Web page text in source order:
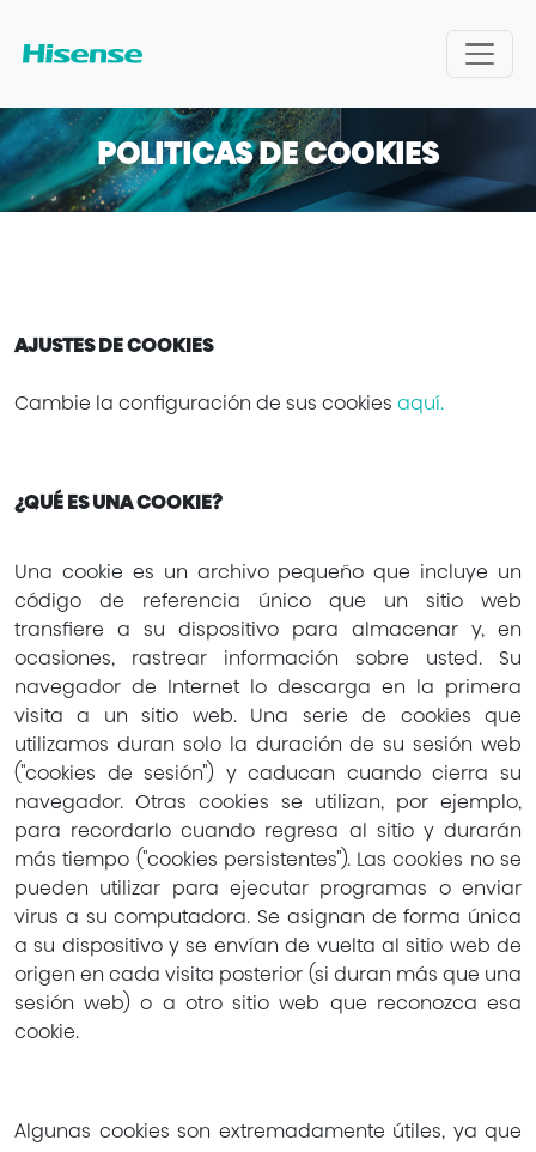
POLITICAS DE COOKIES
AJUSTES DE COOKIES
Cambie la configuración de sus cookies aquí.
¿QUÉ ES UNA COOKIE?
Una cookie es un archivo pequeño que incluye un
código de referencia único que un sitio web
transfiere a su dispositivo para almacenar y, en
ocasiones, rastrear información sobre usted. Su
navegador de Internet lo descarga en la primera
visita a un sitio web. Una serie de cookies que
utilizamos duran solo la duración de su sesión web
("cookies de sesión") y caducan cuando cierra su
navegador. Otras cookies se utilizan, por ejemplo,
para recordarlo cuando regresa al sitio y durarán
más tiempo ("cookies persistentes"). Las cookies no se
pueden utilizar para ejecutar programas o enviar
virus a su computadora. Se asignan de forma única
a su dispositivo y se envían de vuelta al sitio web de
origen en cada visita posterior (si duran más que una
sesión web) o a otro sitio web que reconozca esa
cookie.
Algunas cookies son extremadamente útiles, ya que